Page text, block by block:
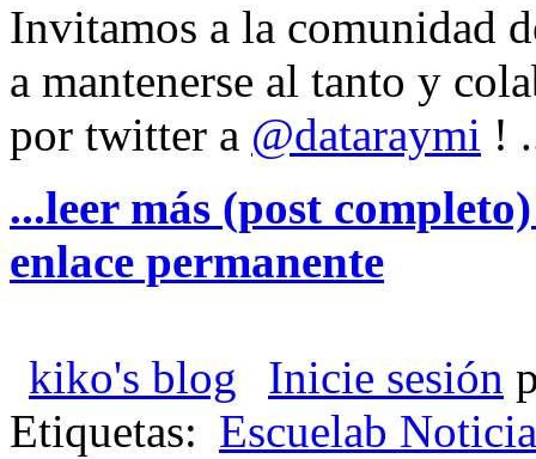
Invitamos a la comunidad
a mantenerse al tanto y
por twitter a @dataraymi !
...leer más (post
enlace permanente
kiko's blog Inicie sesión
Etiquetas: Escuelab